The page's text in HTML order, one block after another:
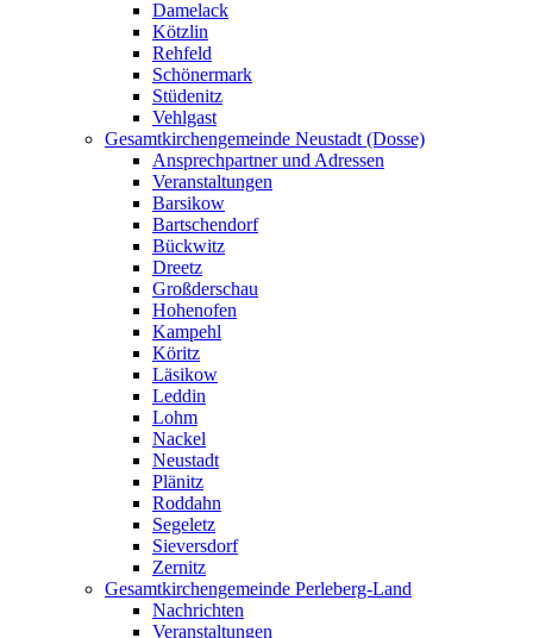
Damelack
Kötzlin
Rehfeld
Schönermark
Stüdenitz
Vehlgast
Gesamtkirchengemeinde Neustadt (Dosse)
Ansprechpartner und Adressen
Veranstaltungen
Barsikow
Bartschendorf
Bückwitz
Dreetz
Großderschau
Hohenofen
Kampehl
Köritz
Läsikow
Leddin
Lohm
Nackel
Neustadt
Plänitz
Roddahn
Segeletz
Sieversdorf
Zernitz
Gesamtkirchengemeinde Perleberg-Land
Nachrichten
Veranstaltungen